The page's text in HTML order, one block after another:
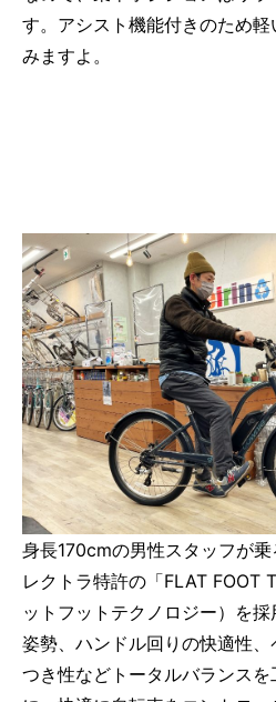
す。アシスト機能付きのため
みますよ。
身長170cmの男性スタッフが
レクトラ特許の「FLAT FOOT
ットフットテクノロジー）を
姿勢、ハンドル回りの快適性
つき性などトータルバランス